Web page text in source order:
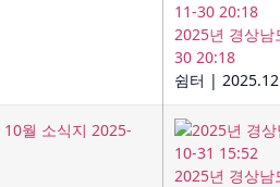
2025년 경상남
30 20:18
쉼터 |
2025년 경상남